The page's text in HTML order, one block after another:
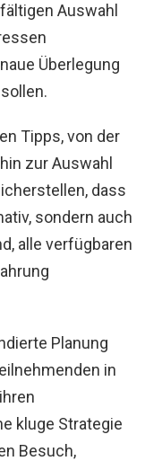
Auswahl
Überlegung
Tipps, von der
zur Auswahl
dass
sondern auch
alle verfügbaren
Planung
in
kluge Strategie
Besuch,